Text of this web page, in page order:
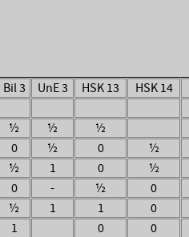
Bil 3 UnE 3 HSK 13 HSK 14
½ ½ ½
0 ½ 0 ½
½ 1 0 ½
0 - ½ 0
½ 1 1 0
1 0 0